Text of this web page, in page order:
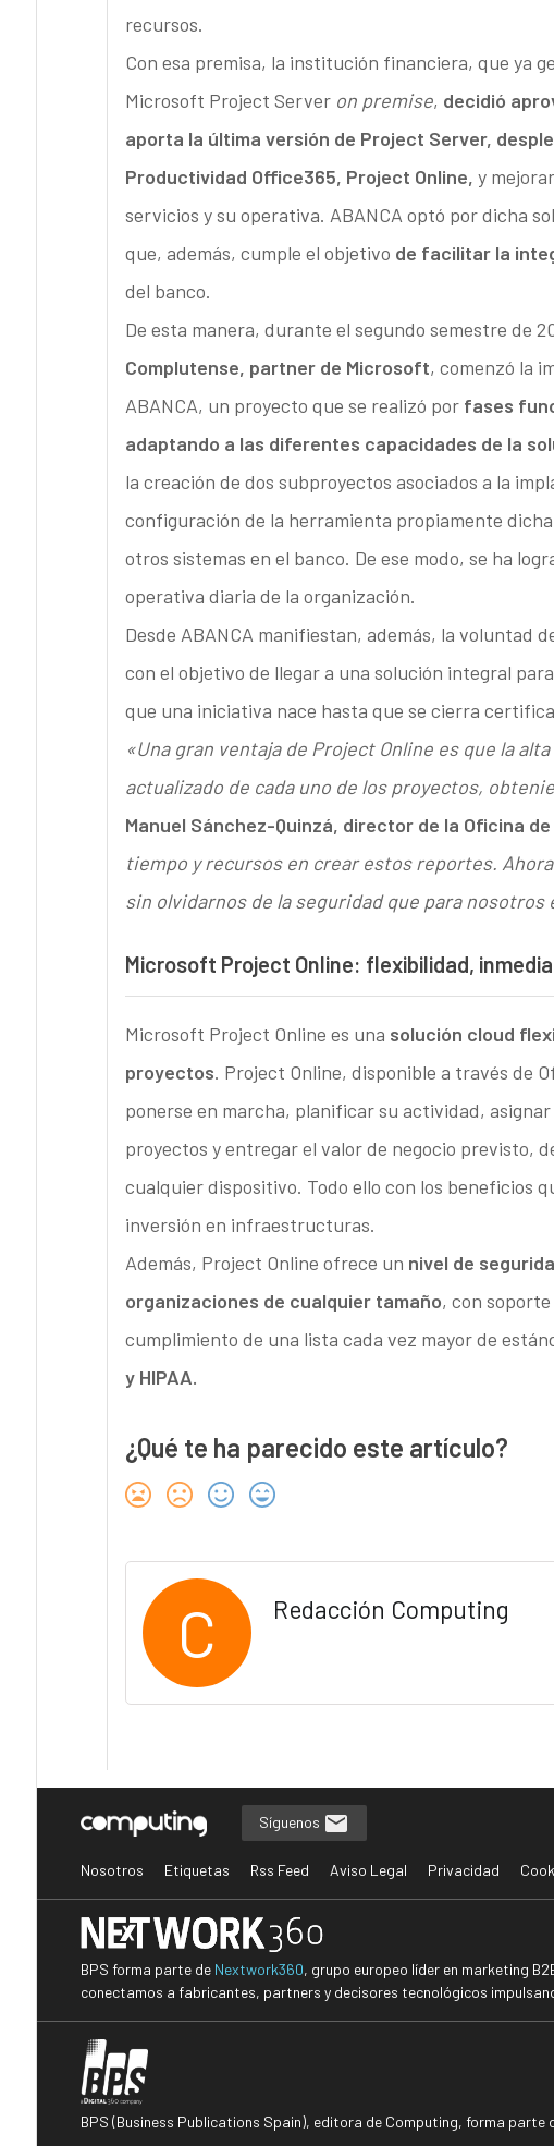
recursos.
Con esa premisa, la institución financiera, que ya
Microsoft Project Server on premise, decidió
aporta la última versión de Project Server,
Productividad Office365, Project Online, y
servicios y su operativa. ABANCA optó por dicha
que, además, cumple el objetivo de facilitar la
del banco.
De esta manera, durante el segundo semestre de
Complutense, partner de Microsoft, comenzó la
ABANCA, un proyecto que se realizó por fases
adaptando a las diferentes capacidades de la
la creación de dos subproyectos asociados a la
configuración de la herramienta propiamente
otros sistemas en el banco. De ese modo, se ha
operativa diaria de la organización.
Desde ABANCA manifiestan, además, la voluntad
con el objetivo de llegar a una solución integral
que una iniciativa nace hasta que se cierra
«Una gran ventaja de Project Online es que la
actualizado de cada uno de los proyectos,
Manuel Sánchez-Quinzá, director de la Oficina
tiempo y recursos en crear estos reportes.
sin olvidarnos de la seguridad que para nosotros
Microsoft Project Online: flexibilidad,
Microsoft Project Online es una solución cloud
proyectos. Project Online, disponible a través de
ponerse en marcha, planificar su actividad,
proyectos y entregar el valor de negocio previsto,
cualquier dispositivo. Todo ello con los beneficios
inversión en infraestructuras.
Además, Project Online ofrece un nivel de
organizaciones de cualquier tamaño, con soporte
cumplimiento de una lista cada vez mayor de
y HIPAA.
¿Qué te ha parecido este artículo?
C Redacción Computing
Síguenos
Nosotros Etiquetas Rss Feed Aviso Legal Privacidad
BPS forma parte de Nextwork360, grupo europeo líder en marketing
conectamos a fabricantes, partners y decisores tecnológicos
BPS (Business Publications Spain), editora de Computing, forma parte